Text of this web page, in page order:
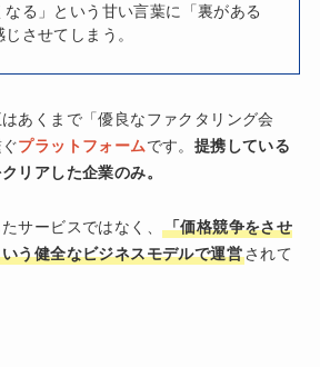
なる」という甘い言葉に「裏がある
させてしまう。
あくまで「優良なファクタリング会
プラットフォームです。 提携している
リアした企業のみ。
サービスではなく、
「価格競争をさせ
う健全なビジネスモデルで運営されて